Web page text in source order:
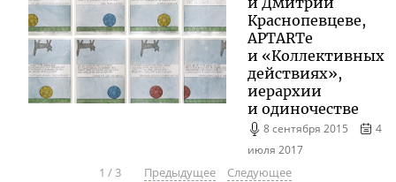
Краснопевцеве,
APTARTе
и «Коллективных
действиях»,
иерархии
и одиночестве
8 сентября 2015
4
июля 2017
1 /3 Предыдущее
Следующее